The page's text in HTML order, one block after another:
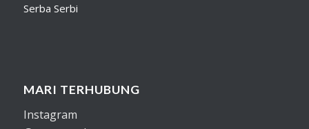
Serba Serbi
MARI TERHUBUNG
Instagram